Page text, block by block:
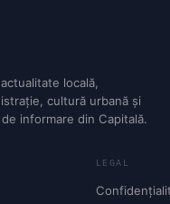
locală,
cultură urbană și
informare din Capitală.
LEGAL